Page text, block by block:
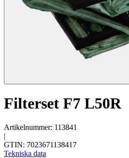
Filterset F7 L50R
Artikelnummer: 113841
|
GTIN: 7023671138417
Tekniska data